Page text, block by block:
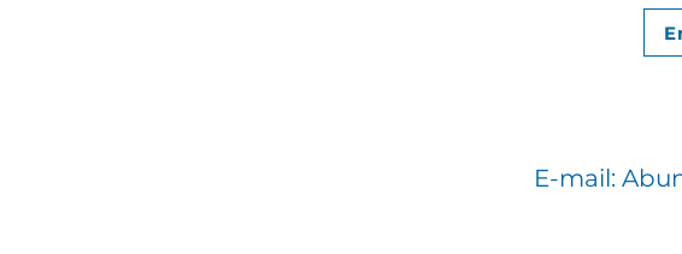
E-mail: